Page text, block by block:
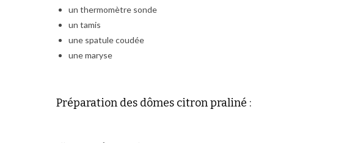
un thermomètre sonde
un tamis
une spatule coudée
une maryse
Préparation des dômes citron praliné :